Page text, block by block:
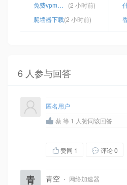
免费vpm下载
(2 小时前)
爬墙器下载(2 小时前)
6 人参与回答
匿名用户
蔡 等 1 人赞同该回答
赞同 1 评论 0
青 青空 · 网络加速器